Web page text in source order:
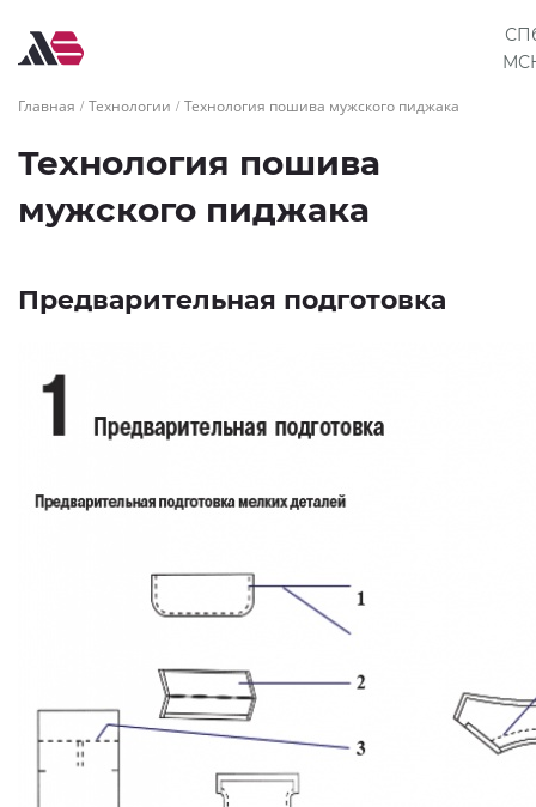
Главная Технологии Технология пошива мужского пиджака
Технология пошива
мужского пиджака
Предварительная подготовка